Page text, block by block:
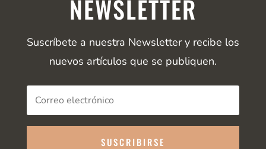
NEWSLETTER
Suscríbete a nuestra Newsletter y recibe los
nuevos artículos que se publiquen.
SUSCRIBIRSE